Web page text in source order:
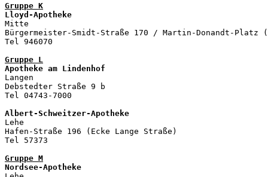
Gruppe K
Lloyd-Apotheke
Mitte
Bürgermeister-Smidt-Straße 170 / Martin-Donandt-Platz
Tel 946070
Gruppe L
Apotheke am Lindenhof
Langen
Debstedter Straße 9 b
Tel 04743-7000
Albert-Schweitzer-Apotheke
Lehe
Hafen-Straße 196 (Ecke Lange Straße)
Tel 57373
Gruppe M
Nordsee-Apotheke